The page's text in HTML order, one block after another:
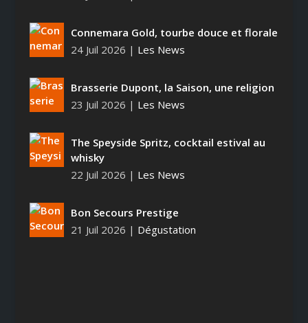
Connemara Gold, tourbe douce et florale
24 Juil 2026 | Les News
Brasserie Dupont, la Saison, une religion
23 Juil 2026 | Les News
The Speyside Spritz, cocktail estival au
whisky
22 Juil 2026 | Les News
Bon Secours Prestige
21 Juil 2026 | Dégustation